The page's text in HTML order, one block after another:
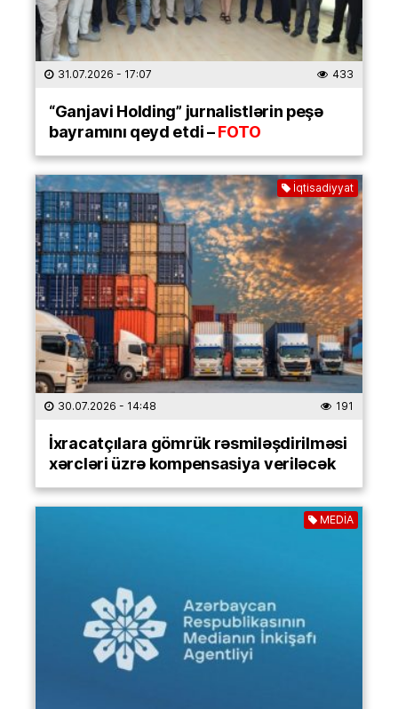
31.07.2026 - 17:07 433
“Ganjavi Holding” jurnalistlərin peşə
bayramını qeyd etdi –FOTO
İqtisadiyyat
30.07.2026 - 14:48 191
İxracatçılara gömrük rəsmiləşdirilməsi
xərcləri üzrə kompensasiya veriləcək
MEDİA